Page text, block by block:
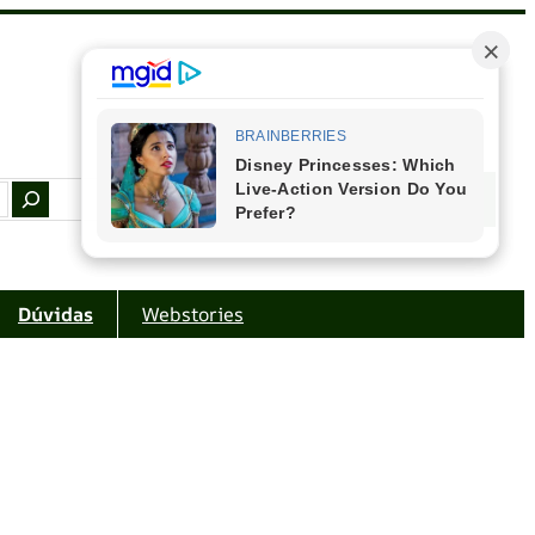
Facebook Instagram Youtube Amazon
Dúvidas Webstories